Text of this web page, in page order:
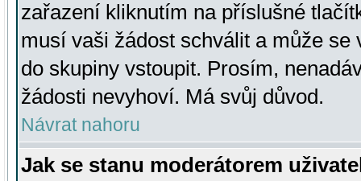
zařazení kliknutím na příslušné
musí vaši žádost schválit a může se
do skupiny vstoupit. Prosím,
žádosti nevyhoví. Má svůj důvod.
Návrat nahoru
Jak se stanu moderátorem